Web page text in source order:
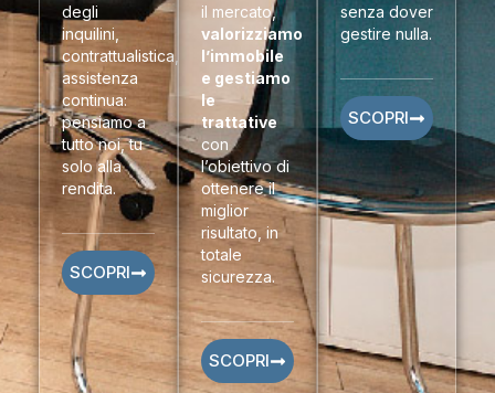
degli
inquilini,
contrattualistica,
assistenza
continua:
pensiamo a
tutto noi, tu
solo alla
rendita.
SCOPRI
il mercato,
valorizziamo
l’immobile
e gestiamo
le
trattative
con
l’obiettivo di
ottenere il
miglior
risultato, in
totale
sicurezza.
SCOPRI
senza dover
gestire nulla.
SCOPRI